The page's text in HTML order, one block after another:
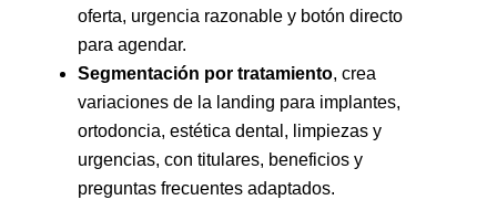
oferta, urgencia razonable y botón directo
para agendar.
Segmentación por tratamiento, crea
variaciones de la landing para implantes,
ortodoncia, estética dental, limpiezas y
urgencias, con titulares, beneficios y
preguntas frecuentes adaptados.